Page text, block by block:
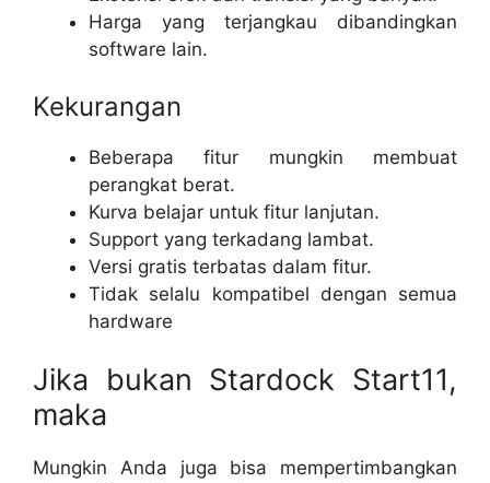
Harga yang terjangkau dibandingkan
software lain.
Kekurangan
Beberapa fitur mungkin membuat
perangkat berat.
Kurva belajar untuk fitur lanjutan.
Support yang terkadang lambat.
Versi gratis terbatas dalam fitur.
Tidak selalu kompatibel dengan semua
hardware
Jika bukan Stardock Start11,
maka
Mungkin Anda juga bisa mempertimbangkan